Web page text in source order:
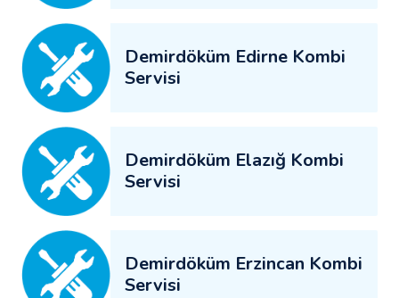
Demirdöküm Edirne Kombi
Servisi
Demirdöküm Elazığ Kombi
Servisi
Demirdöküm Erzincan Kombi
Servisi